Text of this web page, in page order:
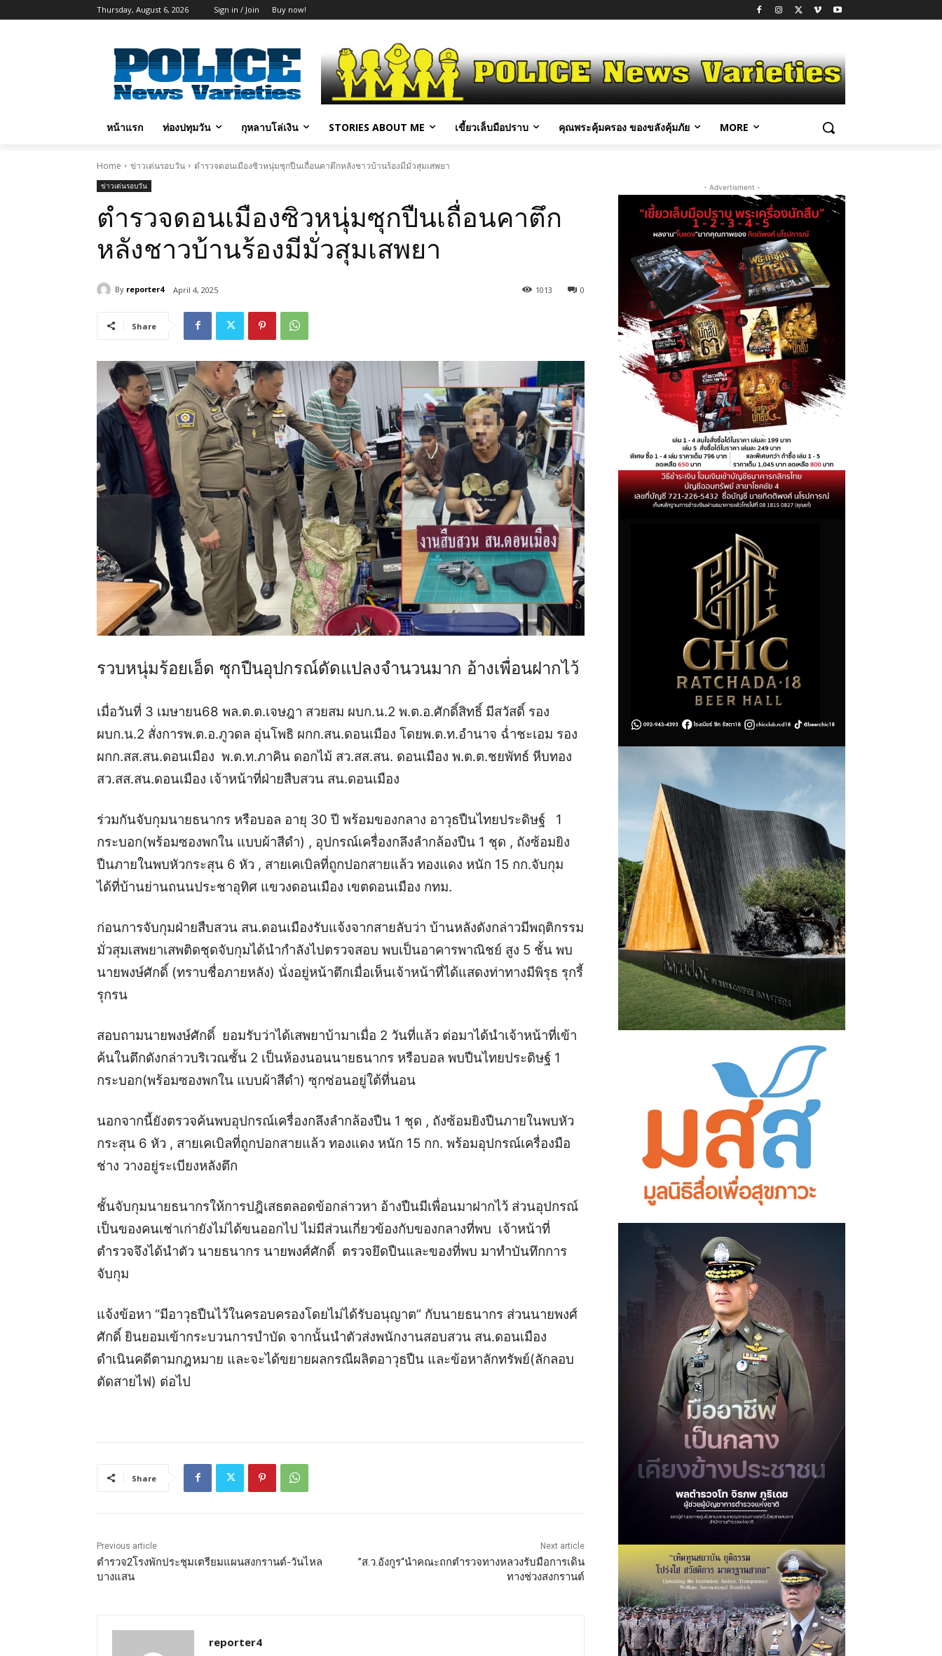
Thursday, August 6, 2026 Sign in / Join Buy now!
หน้าแรก ท่องปทุมวัน กุหลาบโล่เงิน STORIES ABOUT ME เขี้ยวเล็บมือปราบ คุณพระคุ้มครอง ของขลังคุ้มภัย MORE
Home ข่าวเด่นรอบวัน ตำรวจดอนเมืองซิวหนุ่มซุกปืนเถื่อนคาตึกหลังชาวบ้านร้องมีมั่วสุมเสพยา
ข่าวเด่นรอบวัน
ตำรวจดอนเมืองซิวหนุ่มซุกปืนเถื่อนคาตึก
หลังชาวบ้านร้องมีมั่วสุมเสพยา
By reporter4 April 4, 2025 0
1013
Share
รวบหนุ่มร้อยเอ็ด ซุกปืนอุปกรณ์ดัดแปลงจำนวนมาก อ้างเพื่อนฝากไว้
เมื่อวันที่ 3 เมษายน68 พล.ต.ต.เจษฎา สวยสม ผบก.น.2 พ.ต.อ.ศักดิ์สิทธิ์ มีสวัสดิ์ รอง
ผบก.น.2 สั่งการพ.ต.อ.ภูวดล อุ่นโพธิ ผกก.สน.ดอนเมือง โดยพ.ต.ท.อำนาจ ฉ่ำชะเอม รอง
ผกก.สส.สน.ดอนเมือง พ.ต.ท.ภาคิน ดอกไม้ สว.สส.สน. ดอนเมือง พ.ต.ต.ชยพัทธ์ หีบทอง
สว.สส.สน.ดอนเมือง เจ้าหน้าที่ฝ่ายสืบสวน สน.ดอนเมือง
ร่วมกันจับกุมนายธนากร หรือบอล อายุ 30 ปี พร้อมของกลาง อาวุธปืนไทยประดิษฐ์ 1
กระบอก(พร้อมซองพกใน แบบผ้าสีดำ) , อุปกรณ์เครื่องกลึงลำกล้องปืน 1 ชุด , ถังซ้อมยิง
ปืนภายในพบหัวกระสุน 6 หัว , สายเคเบิลที่ถูกปอกสายแล้ว ทองแดง หนัก 15 กก.จับกุม
ได้ที่บ้านย่านถนนประชาอุทิศ แขวงดอนเมือง เขตดอนเมือง กทม.
ก่อนการจับกุมฝ่ายสืบสวน สน.ดอนเมืองรับแจ้งจากสายลับว่า บ้านหลังดังกล่าวมีพฤติกรรม
มั่วสุมเสพยาเสพติดชุดจับกุมได้นำกำลังไปตรวจสอบ พบเป็นอาคารพาณิชย์ สูง 5 ชั้น พบ
นายพงษ์ศักดิ์ (ทราบชื่อภายหลัง) นั่งอยู่หน้าตึกเมื่อเห็นเจ้าหน้าที่ได้แสดงท่าทางมีพิรุธ รุกรี้
รุกรน
สอบถามนายพงษ์ศักดิ์ ยอมรับว่าได้เสพยาบ้ามาเมื่อ 2 วันที่แล้ว ต่อมาได้นำเจ้าหน้าที่เข้า
ค้นในตึกดังกล่าวบริเวณชั้น 2 เป็นห้องนอนนายธนากร หรือบอล พบปืนไทยประดิษฐ์ 1
กระบอก(พร้อมซองพกใน แบบผ้าสีดำ) ซุกซ่อนอยู่ใต้ที่นอน
นอกจากนี้ยังตรวจค้นพบอุปกรณ์เครื่องกลึงลำกล้องปืน 1 ชุด , ถังซ้อมยิงปืนภายในพบหัว
กระสุน 6 หัว , สายเคเบิลที่ถูกปอกสายแล้ว ทองแดง หนัก 15 กก. พร้อมอุปกรณ์เครื่องมือ
ช่าง วางอยู่ระเบียงหลังตึก
ชั้นจับกุมนายธนากรให้การปฎิเสธตลอดข้อกล่าวหา อ้างปืนมีเพื่อนมาฝากไว้ ส่วนอุปกรณ์
เป็นของคนเช่าเก่ายังไม่ได้ขนออกไป ไม่มีส่วนเกี่ยวข้องกับของกลางที่พบ เจ้าหน้าที่
ตำรวจจึงได้นำตัว นายธนากร นายพงศ์ศักดิ์ ตรวจยึดปืนและของที่พบ มาทำบันทึกการ
จับกุม
แจ้งข้อหา “มีอาวุธปืนไว้ในครอบครองโดยไม่ได้รับอนุญาต” กับนายธนากร ส่วนนายพงศ์
ศักดิ์ ยินยอมเข้ากระบวนการบำบัด จากนั้นนำตัวส่งพนักงานสอบสวน สน.ดอนเมือง
ดำเนินคดีตามกฎหมาย และจะได้ขยายผลกรณีผลิตอาวุธปืน และข้อหาลักทรัพย์(ลักลอบ
ตัดสายไฟ) ต่อไป
Share
Previous article
ตำรวจ2โรงพักประชุมเตรียมแผนสงกรานต์-วันไหล
บางแสน
Next article
”ส.ว.อังกูร“นำคณะถกตำรวจทางหลวงรับมือการเดิน
ทางช่วงสงกรานต์
reporter4
- Advertisment -